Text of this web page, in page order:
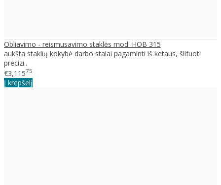
Obliavimo - reismusavimo staklės mod. HOB 315
aukšta staklių kokybė darbo stalai pagaminti iš ketaus, šlifuoti
precizi..
€3,11575
Į krepšelį